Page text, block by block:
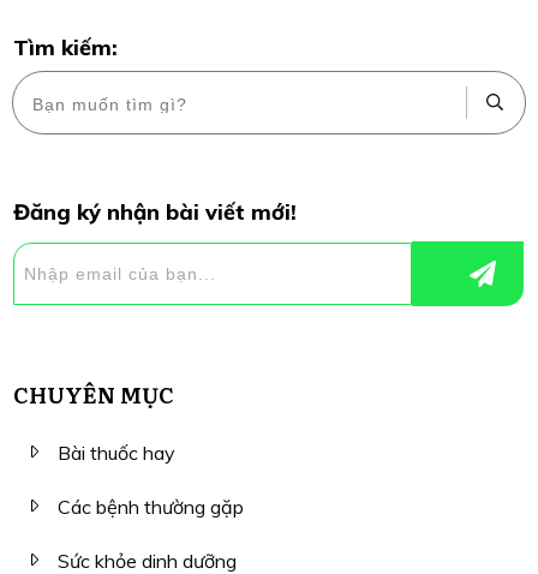
Tìm kiếm:
Đăng ký nhận bài viết mới!
CHUYÊN MỤC
Bài thuốc hay
Các bệnh thường gặp
Sức khỏe dinh dưỡng